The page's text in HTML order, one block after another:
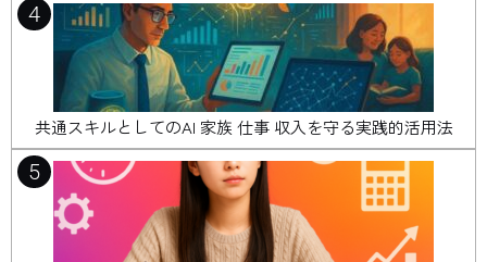
4
共通スキルとしてのAI 家族 仕事 収入を守る実践的活用法
5